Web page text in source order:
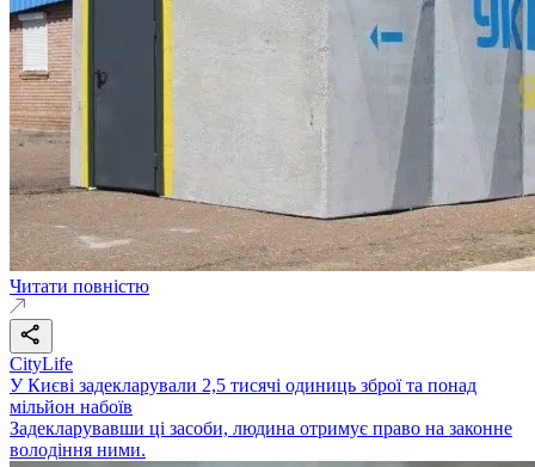
Читати повністю
CityLife
У Києві задекларували 2,5 тисячі одиниць зброї та понад
мільйон набоїв
Задекларувавши ці засоби, людина отримує право на законне
володіння ними.